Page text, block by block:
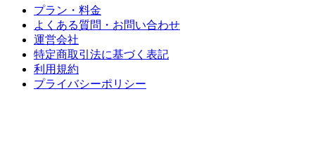
プラン・料金
よくある質問・お問い合わせ
運営会社
特定商取引法に基づく表記
利用規約
プライバシーポリシー